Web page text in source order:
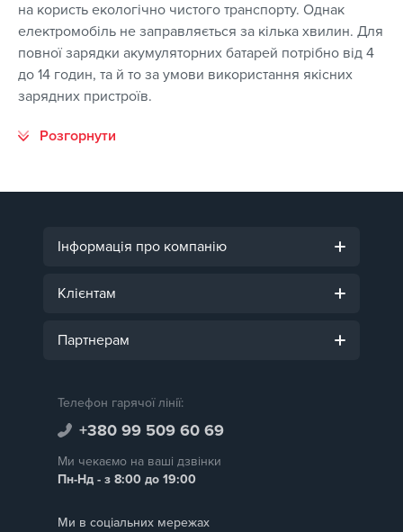
на користь екологічно чистого транспорту. Однак
електромобіль не заправляється за кілька хвилин. Для
повної зарядки акумуляторних батарей потрібно від 4
до 14 годин, та й то за умови використання якісних
зарядних пристроїв.
Інформація про компанію
Клієнтам
Партнерам
Телефон гарячої лінії:
+380 99 509 60 69
Ми чекаємо на ваші дзвінки
Пн-Нд - з 8:00 до 19:00
Ми в соціальних мережах